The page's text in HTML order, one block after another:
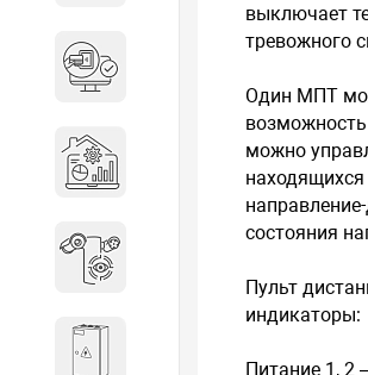
Система контроля
Системы мониторинга и
аналитики эксплуатации
объектов недвижимости
выключает
тревожного
Один МПТ
можно
состояния
Пульт
индикаторы:
Питание 1, 2